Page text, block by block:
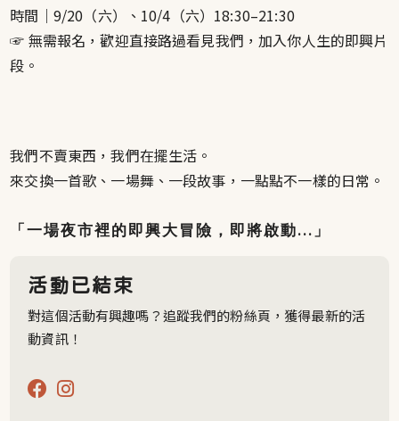
時間｜9/20（六）、10/4（六）18:30–21:30
☞ 無需報名，歡迎直接路過看見我們，加入你人生的即興片
段。
我們不賣東西，我們在擺生活。
來交換一首歌、一場舞、一段故事，一點點不一樣的日常。
「一場夜市裡的即興大冒險，即將啟動...」
活動已結束
對這個活動有興趣嗎？追蹤我們的粉絲頁，獲得最新的活
動資訊！